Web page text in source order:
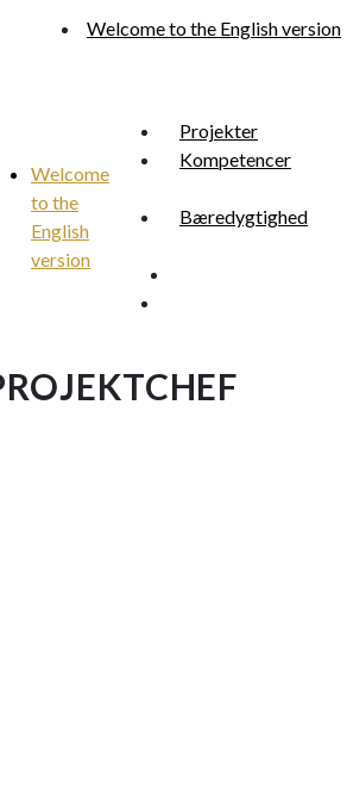
Welcome
to the
English
version
Projekter
Kompetencer
Bæredygtighed
Welcome to the English version